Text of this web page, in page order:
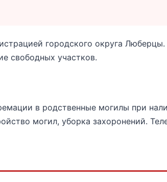
городского округа
свободных участков.
в родственные могилы при
могил, уборка захоронений.